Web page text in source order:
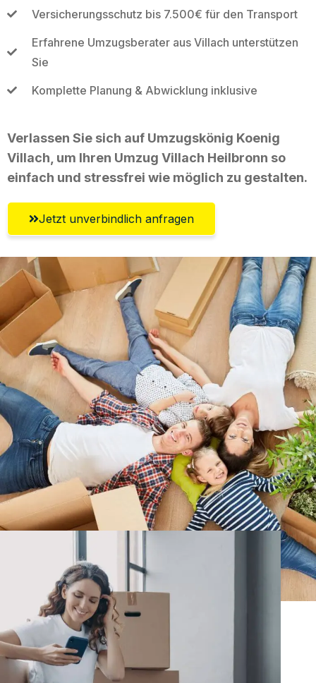
Versicherungsschutz bis 7.500€ für den Transport
Erfahrene Umzugsberater aus Villach unterstützen
Sie
Komplette Planung & Abwicklung inklusive
Verlassen Sie sich auf Umzugskönig Koenig
Villach, um Ihren Umzug Villach Heilbronn so
einfach und stressfrei wie möglich zu gestalten.
Jetzt unverbindlich anfragen